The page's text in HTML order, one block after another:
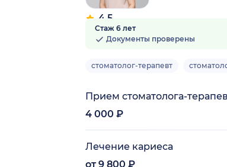
4.5
8 отзывов
Стаж 6 лет
Документы проверены
стоматолог-терапевт
Прием стоматолога-
4 000 ₽
Лечение кариеса
от 9 800 ₽